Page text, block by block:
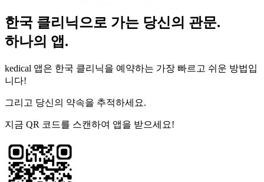
한국 클리닉으로 가는 당신의 관문.
하나의 앱.
kedical 앱은 한국 클리닉을 예약하는 가장 빠르고 쉬운 방법입
니다!
그리고 당신의 약속을 추적하세요.
지금 QR 코드를 스캔하여 앱을 받으세요!